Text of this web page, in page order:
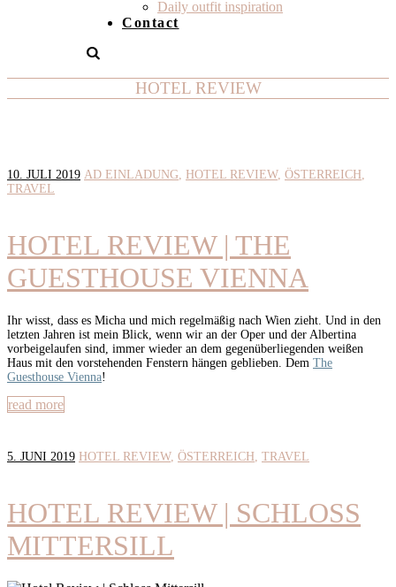
Daily outfit inspiration
Contact
HOTEL REVIEW
10. JULI 2019 AD EINLADUNG HOTEL REVIEW ÖSTERREICH
TRAVEL
HOTEL REVIEW | THE
GUESTHOUSE VIENNA
Ihr wisst, dass es Micha und mich regelmäßig nach Wien zieht. Und in den
letzten Jahren ist mein Blick, wenn wir an der Oper und der Albertina
vorbeigelaufen sind, immer wieder an dem gegenüberliegenden weißen
Haus mit den vorstehenden Fenstern hängen geblieben. Dem The
Guesthouse Vienna!
read more
5. JUNI 2019 HOTEL REVIEW ÖSTERREICH TRAVEL
HOTEL REVIEW | SCHLOSS
MITTERSILL